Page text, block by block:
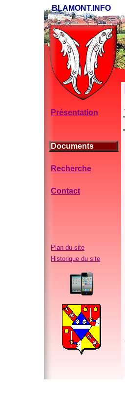
BLAMONT.INFO
Présentation
Documents
Recherche
Contact
Plan du site
Historique du site